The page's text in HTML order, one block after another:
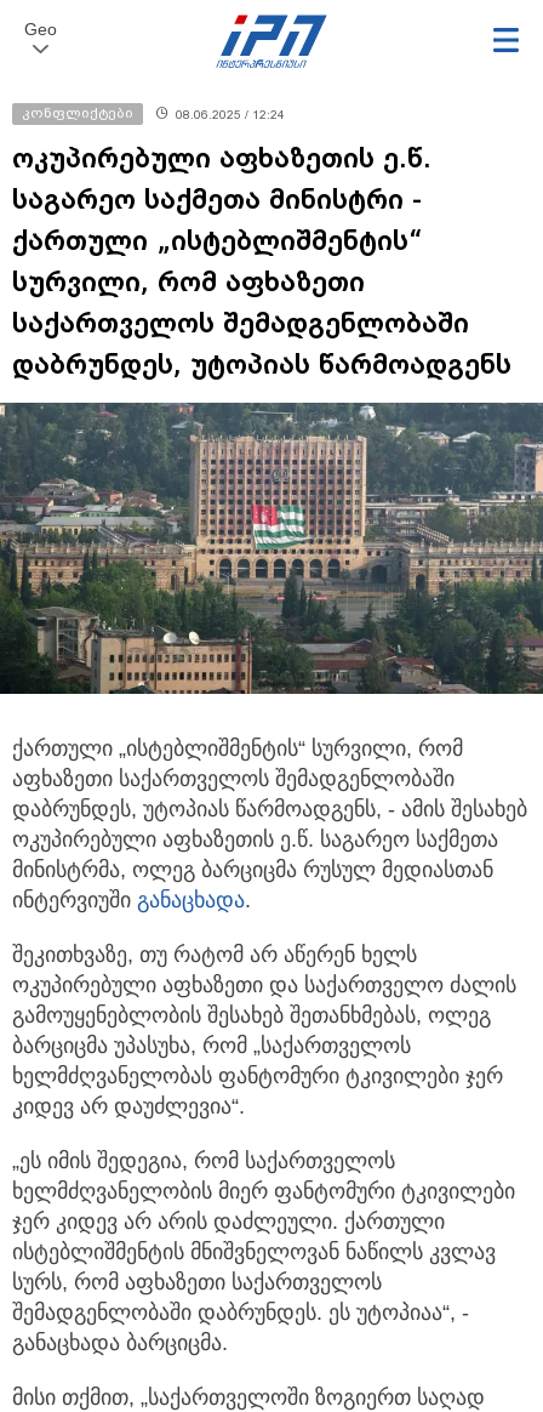
Geo
კონფლიქტები 08.06.2025 / 12:24
ოკუპირებული აფხაზეთის ე.წ.
საგარეო საქმეთა მინისტრი -
ქართული „ისტებლიშმენტის“
სურვილი, რომ აფხაზეთი
საქართველოს შემადგენლობაში
დაბრუნდეს, უტოპიას წარმოადგენს
ქართული „ისტებლიშმენტის“ სურვილი, რომ
აფხაზეთი საქართველოს შემადგენლობაში
დაბრუნდეს, უტოპიას წარმოადგენს, - ამის შესახებ
ოკუპირებული აფხაზეთის ე.წ. საგარეო საქმეთა
მინისტრმა, ოლეგ ბარციცმა რუსულ მედიასთან
ინტერვიუში განაცხადა.
შეკითხვაზე, თუ რატომ არ აწერენ ხელს
ოკუპირებული აფხაზეთი და საქართველო ძალის
გამოუყენებლობის შესახებ შეთანხმებას, ოლეგ
ბარციცმა უპასუხა, რომ „საქართველოს
ხელმძღვანელობას ფანტომური ტკივილები ჯერ
კიდევ არ დაუძლევია“.
„ეს იმის შედეგია, რომ საქართველოს
ხელმძღვანელობის მიერ ფანტომური ტკივილები
ჯერ კიდევ არ არის დაძლეული. ქართული
ისტებლიშმენტის მნიშვნელოვან ნაწილს კვლავ
სურს, რომ აფხაზეთი საქართველოს
შემადგენლობაში დაბრუნდეს. ეს უტოპიაა“, -
განაცხადა ბარციცმა.
მისი თქმით, „საქართველოში ზოგიერთ საღად